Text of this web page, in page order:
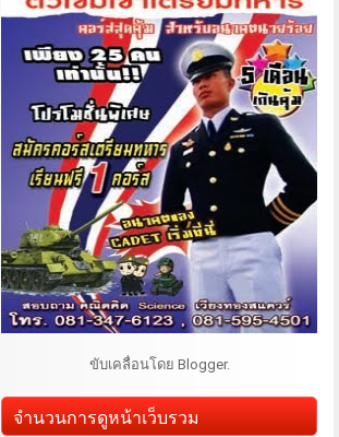
ขับเคลื่อนโดย Blogger.
จำนวนการดูหน้าเว็บรวม